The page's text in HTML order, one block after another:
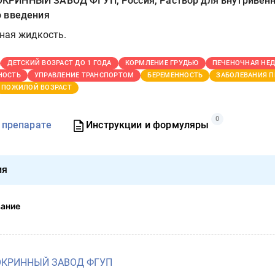
введения
жидкость.
ДЕТСКИЙ ВОЗРАСТ ДО 1 ГОДА КОРМЛЕНИЕ ГРУДЬЮ
ПЕЧЕНОЧНАЯ
УПРАВЛЕНИЕ ТРАНСПОРТОМ БЕРЕМЕННОСТЬ
ЗАБОЛЕВАНИЯ
ПОЖИЛОЙ ВОЗРАСТ
Инструкции и формуляры
0
ЗАВОД ФГУП